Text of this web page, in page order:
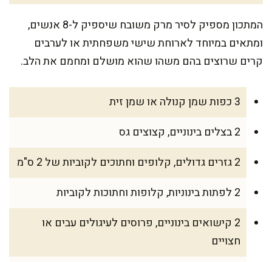
המתכון מספיק לסיר מרק משובח שיספיק ל-8 אנשים,
ומתאים במיוחד לארוחת שישי משפחתית או לערבים
קרים שרוצים בהם משהו שהוא מושלם ומחמם את הלב.
3 כפות שמן קנולה או שמן זית
2 בצלים בינוניים, קצוצים גס
2 גזרים גדולים, קלופים וחתוכים לקוביות של 2 ס"מ
2 לפתות בינוניות, קלופות וחתוכות לקוביות
2 קישואים בינוניים, פרוסים לעיגולים עבים או
חצויים